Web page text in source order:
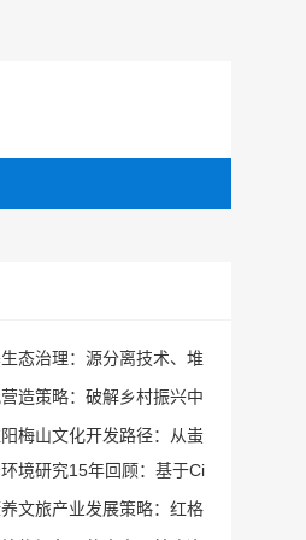
态治理：源分离技术、堆
在民族村寨的应用
造策略：破解乡村振兴中
土审美重塑指南
梅山文化开发路径：从蚩
境研究15年回顾：基于Ci
析与热点演进
文旅产业发展策略：红格